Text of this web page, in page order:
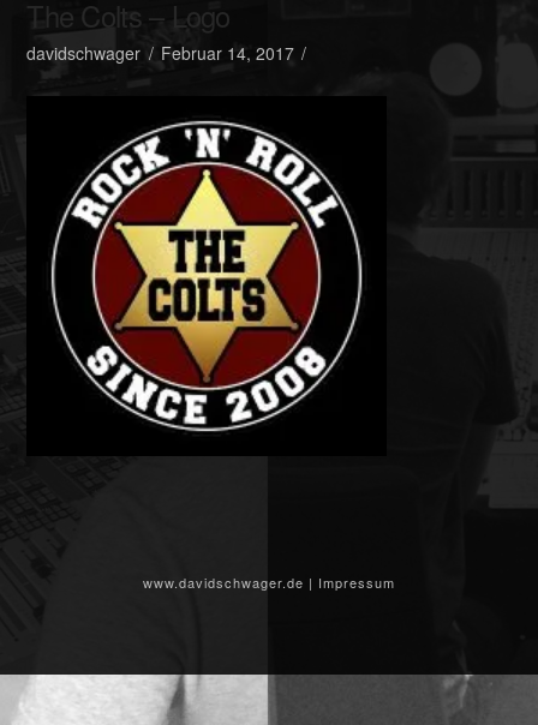
The Colts – Logo
davidschwager Februar 14, 2017
www.davidschwager.de | Impressum